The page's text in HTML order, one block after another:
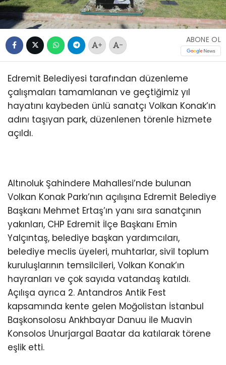
+ -
ABONE OL
Edremit Belediyesi tarafından düzenleme
çalışmaları tamamlanan ve geçtiğimiz yıl
hayatını kaybeden ünlü sanatçı Volkan Konak’ın
adını taşıyan park, düzenlenen törenle hizmete
açıldı.
Altınoluk Şahindere Mahallesi’nde bulunan
Volkan Konak Parkı’nın açılışına Edremit Belediye
Başkanı Mehmet Ertaş’ın yanı sıra sanatçının
yakınları, CHP Edremit İlçe Başkanı Emin
Yalçıntaş, belediye başkan yardımcıları,
belediye meclis üyeleri, muhtarlar, sivil toplum
kuruluşlarının temsilcileri, Volkan Konak’ın
hayranları ve çok sayıda vatandaş katıldı.
Açılışa ayrıca 2. Antandros Antik Fest
kapsamında kente gelen Moğolistan İstanbul
Başkonsolosu Ankhbayar Danuu ile Muavin
Konsolos Unurjargal Baatar da katılarak törene
eşlik etti.